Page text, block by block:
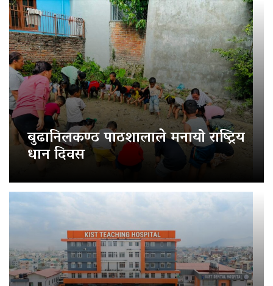
बुढानिलकण्ठ पाठशालाले मनायो राष्ट्रिय
धान दिवस